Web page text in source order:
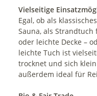
Vielseitige
Egal, ob als
Sauna, als Strandtuch
oder leichte Decke –
leichte Tuch ist
trocknet und sich
außerdem ideal für